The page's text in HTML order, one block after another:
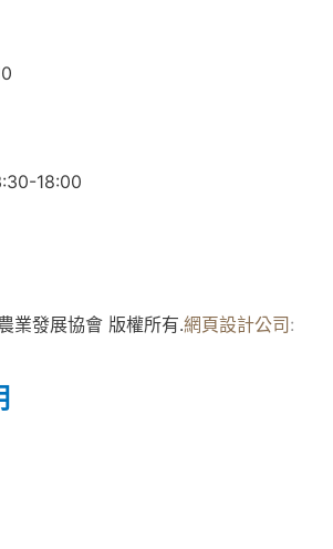
18:00
業發展協會 版權所有.網頁設計公司: